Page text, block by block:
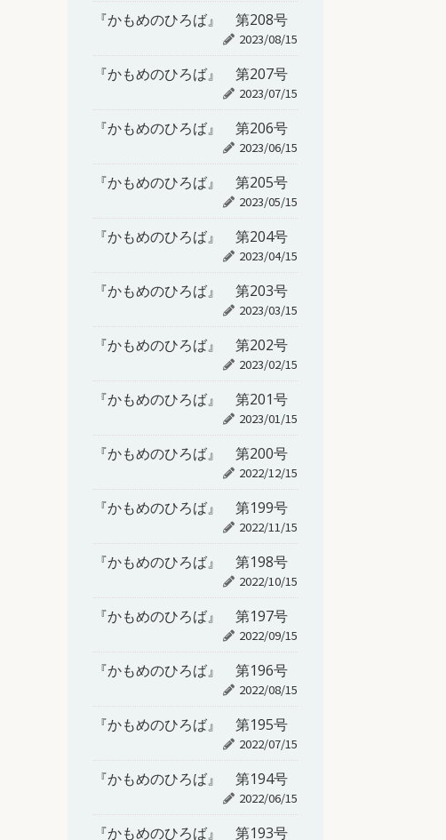
『かもめのひろば』 第208号
2023/08/15
『かもめのひろば』 第207号
2023/07/15
『かもめのひろば』 第206号
2023/06/15
『かもめのひろば』 第205号
2023/05/15
『かもめのひろば』 第204号
2023/04/15
『かもめのひろば』 第203号
2023/03/15
『かもめのひろば』 第202号
2023/02/15
『かもめのひろば』 第201号
2023/01/15
『かもめのひろば』 第200号
2022/12/15
『かもめのひろば』 第199号
2022/11/15
『かもめのひろば』 第198号
2022/10/15
『かもめのひろば』 第197号
2022/09/15
『かもめのひろば』 第196号
2022/08/15
『かもめのひろば』 第195号
2022/07/15
『かもめのひろば』 第194号
2022/06/15
『かもめのひろば』 第193号